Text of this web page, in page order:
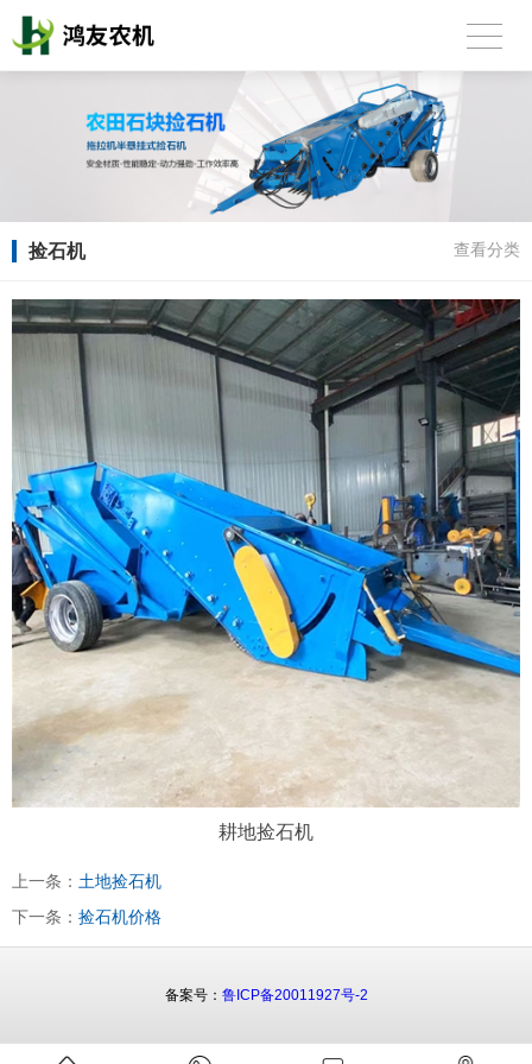
捡石机 查看分类
耕地捡石机
上一条： 土地捡石机
下一条： 捡石机价格
备案号： 鲁ICP备20011927号-2